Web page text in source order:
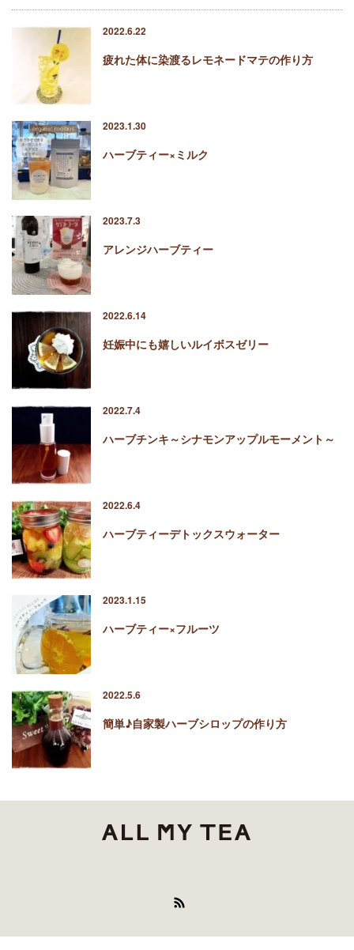
2022.6.22
疲れた体に染渡るレモネードマテの作り方
2023.1.30
ハーブティー×ミルク
2023.7.3
アレンジハーブティー
2022.6.14
妊娠中にも嬉しいルイボスゼリー
2022.7.4
ハーブチンキ～シナモンアップルモーメント～
2022.6.4
ハーブティーデトックスウォーター
2023.1.15
ハーブティー×フルーツ
2022.5.6
簡単♪自家製ハーブシロップの作り方